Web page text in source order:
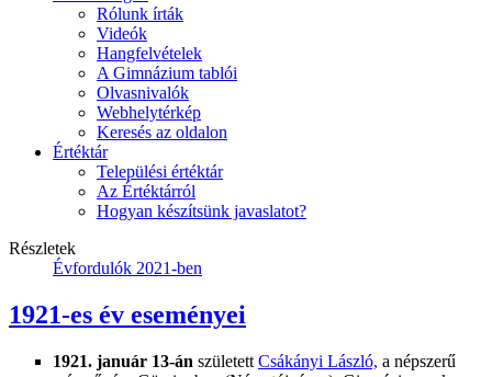
Rólunk írták
Videók
Hangfelvételek
A Gimnázium tablói
Olvasnivalók
Webhelytérkép
Keresés az oldalon
Értéktár
Települési értéktár
Az Értéktárról
Hogyan készítsünk javaslatot?
Részletek
Évfordulók 2021-ben
1921-es év eseményei
1921. január 13-án született Csákányi László, a népszerű